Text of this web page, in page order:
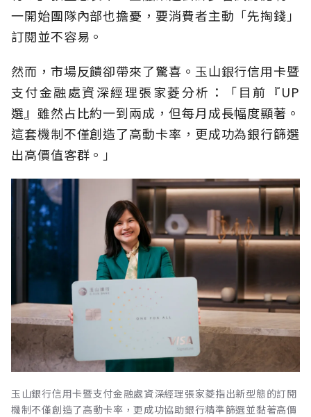
一開始團隊內部也擔憂，要消費者主動「先掏錢」
訂閱並不容易。
然而，市場反饋卻帶來了驚喜。玉山銀行信用卡暨
支付金融處資深經理張家菱分析：「目前『UP
選』雖然占比約一到兩成，但每月成長幅度顯著。
這套機制不僅創造了高動卡率，更成功為銀行篩選
出高價值客群。」
玉山銀行信用卡暨支付金融處資深經理張家菱指出新型態的訂閱
機制不僅創造了高動卡率，更成功協助銀行精準篩選並黏著高價